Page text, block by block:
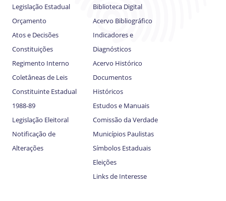
Legislação Estadual
Orçamento
Atos e Decisões
Constituições
Regimento Interno
Coletâneas de Leis
Constituinte Estadual
1988-89
Legislação Eleitoral
Notificação de
Alterações
Biblioteca Digital
Acervo Bibliográfico
Indicadores e
Diagnósticos
Acervo Histórico
Documentos
Históricos
Estudos e Manuais
Comissão da Verdade
Municípios Paulistas
Símbolos Estaduais
Eleições
Links de Interesse